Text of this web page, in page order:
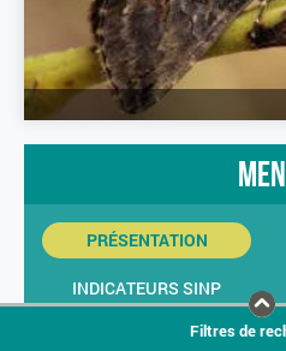
PRÉSENTATION
INDICATEURS SINP
Filtres de